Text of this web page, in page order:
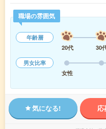
職場の雰囲気
年齢層
20代
30
男女比率
女性
気になる! 応